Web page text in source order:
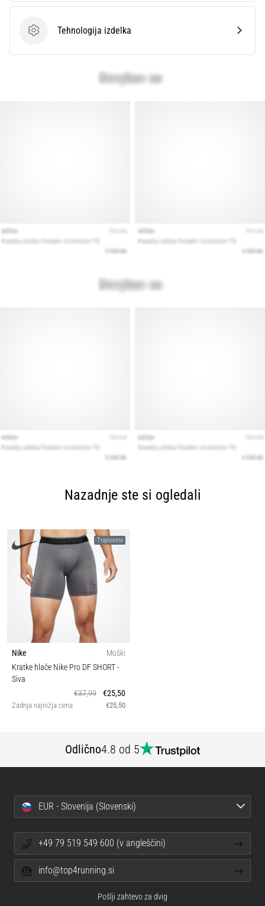
Tehnologija izdelka
Tehnologija izdelka
Nazadnje ste si ogledali
Trajnostno
Nike
Moški
Kratke hlače Nike Pro DF SHORT-
Siva
€37,99
€25,50
Zadnja najnižja cena €25,50
Odlično4.8 od 5
EUR - Slovenija (Slovenski)
+49 79 519 549 600 (v angleščini)
info@top4running.si
Pošlji zahtevo za dvig